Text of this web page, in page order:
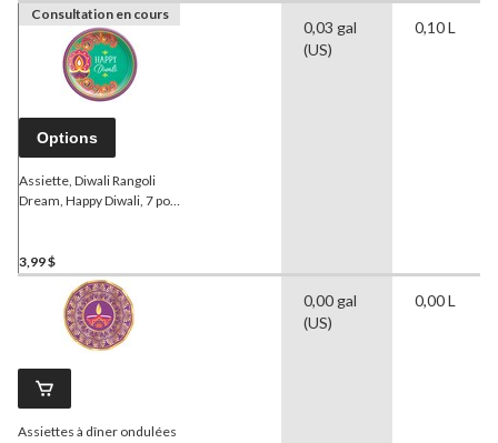
Consultation en cours
Options
Assiette, Diwali Rangoli
Dream, Happy Diwali, 7 po,
3,99 $
0,03 gal
(US)
0,10 L
Assiettes à dîner ondulées
0,00 gal
(US)
0,00 L